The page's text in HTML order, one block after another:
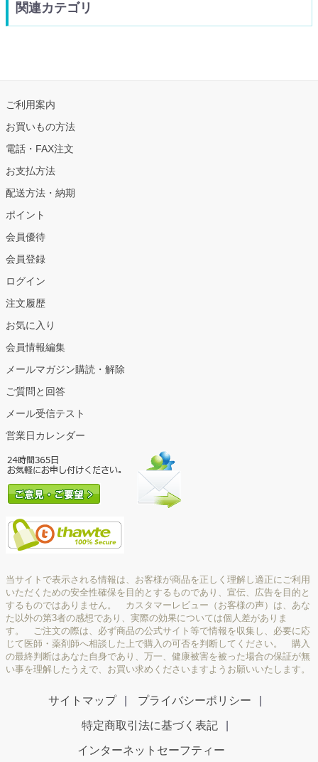
関連カテゴリ
ご利用案内
お買いもの方法
電話・FAX注文
お支払方法
配送方法・納期
ポイント
会員優待
会員登録
ログイン
注文履歴
お気に入り
会員情報編集
メールマガジン購読・解除
ご質問と回答
メール受信テスト
営業日カレンダー
当サイトで表示される情報は、お客様が商品を正しく理解し適正にご利用
いただくための安全性確保を目的とするものであり、宣伝、広告を目的と
するものではありません。 カスタマーレビュー（お客様の声）は、あな
た以外の第3者の感想であり、実際の効果については個人差がありま
す。 ご注文の際は、必ず商品の公式サイト等で情報を収集し、必要に応
じて医師・薬剤師へ相談した上で購入の可否を判断してください。 購入
の最終判断はあなた自身であり、万一、健康被害を被った場合の保証が無
い事を理解したうえで、お買い求めくださいますようお願いいたします。
サイトマップ プライバシーポリシー
特定商取引法に基づく表記
インターネットセーフティー